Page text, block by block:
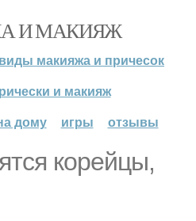
И МАКИЯЖ
виды макияжа и причесок
и макияж
дому
игры отзывы
корейцы,